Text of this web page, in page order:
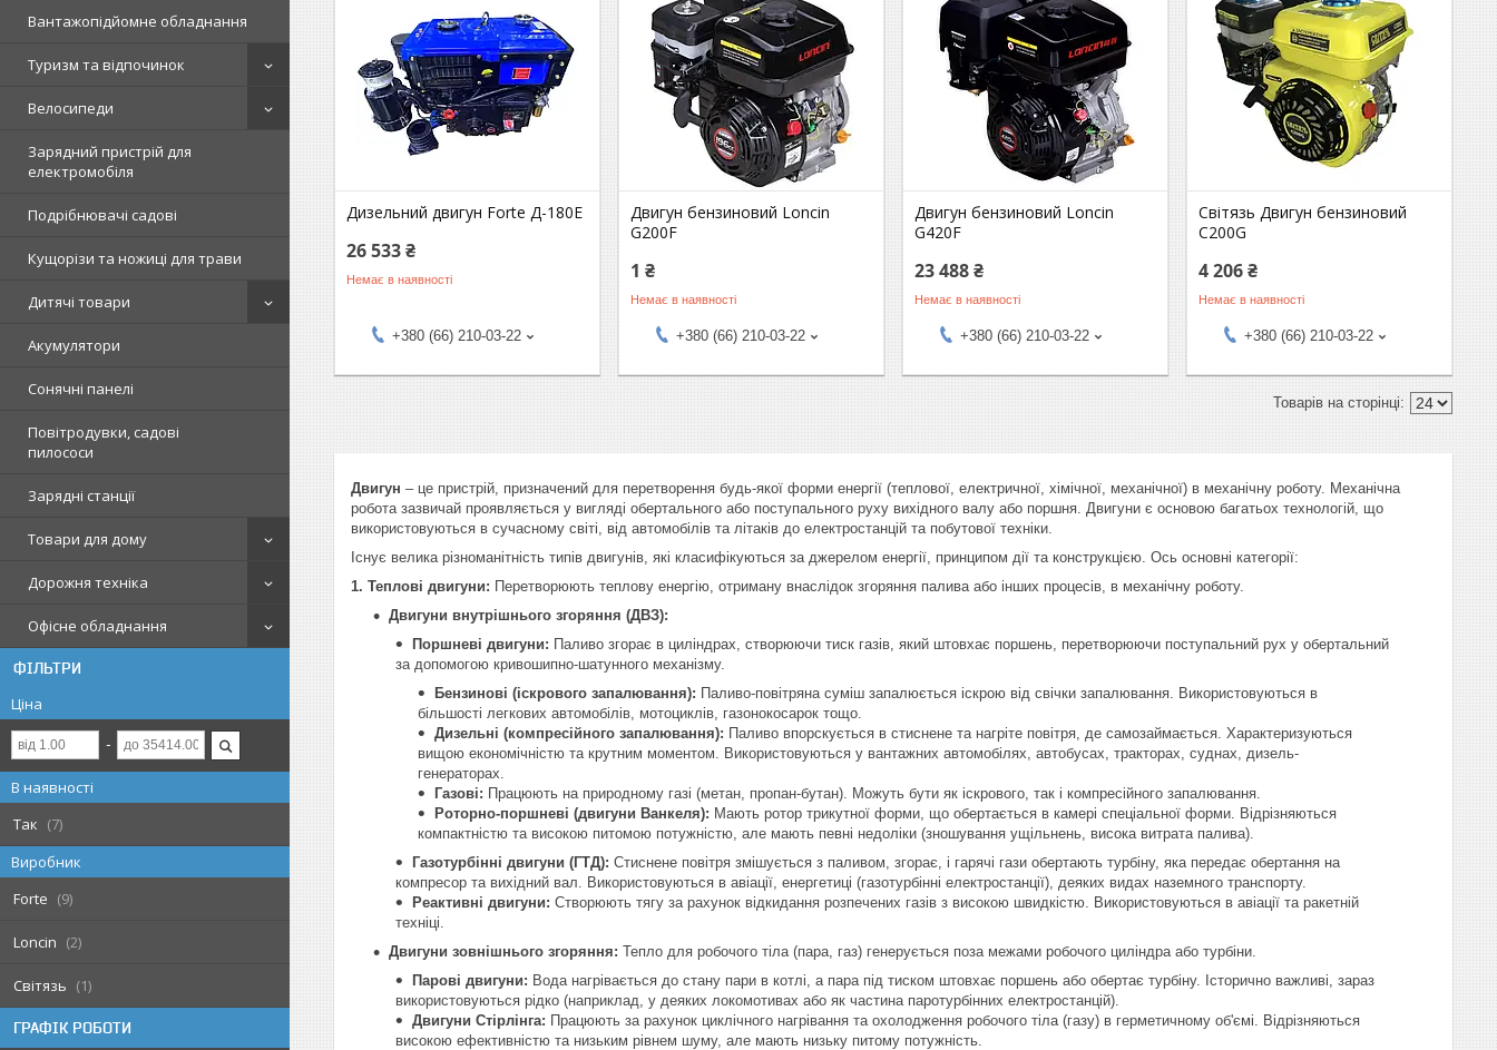
Вантажопідйомне обладнання
Туризм та відпочинок
Велосипеди
Зарядний пристрій для
електромобіля
Подрібнювачі садові
Кущорізи та ножиці для трави
Дитячі товари
Акумулятори
Сонячні панелі
Повітродувки, садові
пилососи
Зарядні станції
Товари для дому
Дорожня техніка
Офісне обладнання
ФІЛЬТРИ
Ціна
В наявності
Так
7
Виробник
Forte
9
Loncin 2
Світязь 1
ГРАФІК РОБОТИ
Дизельний двигун Forte Д-180Е
26 533 ₴
Немає в наявності
+380 (66) 210-03-22
Двигун бензиновий Loncin
G200F
1 ₴
Немає в наявності
+380 (66) 210-03-22
Двигун бензиновий Loncin
G420F
23 488 ₴
Немає в наявності
+380 (66) 210-03-22
Світязь Двигун бензиновий
С200G
4 206 ₴
Немає в наявності
+380 (66) 210-03-22
Двигун – це пристрій, призначений для перетворення будь-якої форми енергії (теплової, електричної, хімічної, механічної) в механічну роботу. Механічна
робота зазвичай проявляється у вигляді обертального або поступального руху вихідного валу або поршня. Двигуни є основою багатьох технологій, що
використовуються в сучасному світі, від автомобілів та літаків до електростанцій та побутової техніки.
Існує велика різноманітність типів двигунів, які класифікуються за джерелом енергії, принципом дії та конструкцією. Ось основні категорії:
1. Теплові двигуни: Перетворюють теплову енергію, отриману внаслідок згоряння палива або інших процесів, в механічну роботу.
Двигуни внутрішнього згоряння (ДВЗ):
Поршневі двигуни: Паливо згорає в циліндрах, створюючи тиск газів, який штовхає поршень, перетворюючи поступальний рух у обертальний
за допомогою кривошипно-шатунного механізму.
Бензинові (іскрового запалювання): Паливо-повітряна суміш запалюється іскрою від свічки запалювання. Використовуються в
більшості легкових автомобілів, мотоциклів, газонокосарок тощо.
Дизельні (компресійного запалювання): Паливо впорскується в стиснене та нагріте повітря, де самозаймається. Характеризуються
вищою економічністю та крутним моментом. Використовуються у вантажних автомобілях, автобусах, тракторах, суднах, дизель-
генераторах.
Газові: Працюють на природному газі (метан, пропан-бутан). Можуть бути як іскрового, так і компресійного запалювання.
Роторно-поршневі (двигуни Ванкеля): Мають ротор трикутної форми, що обертається в камері спеціальної форми. Відрізняються
компактністю та високою питомою потужністю, але мають певні недоліки (зношування ущільнень, висока витрата палива).
Газотурбінні двигуни (ГТД): Стиснене повітря змішується з паливом, згорає, і гарячі гази обертають турбіну, яка передає обертання на
компресор та вихідний вал. Використовуються в авіації, енергетиці (газотурбінні електростанції), деяких видах наземного транспорту.
Реактивні двигуни: Створюють тягу за рахунок відкидання розпечених газів з високою швидкістю. Використовуються в авіації та ракетній
техніці.
Двигуни зовнішнього згоряння: Тепло для робочого тіла (пара, газ) генерується поза межами робочого циліндра або турбіни.
Парові двигуни: Вода нагрівається до стану пари в котлі, а пара під тиском штовхає поршень або обертає турбіну. Історично важливі, зараз
використовуються рідко (наприклад, у деяких локомотивах або як частина паротурбінних електростанцій).
Двигуни Стірлінга: Працюють за рахунок циклічного нагрівання та охолодження робочого тіла (газу) в герметичному об'ємі. Відрізняються
високою ефективністю та низьким рівнем шуму, але мають низьку питому потужність.